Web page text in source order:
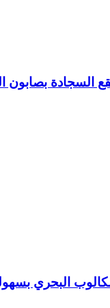
السجادة بصابون
البحري